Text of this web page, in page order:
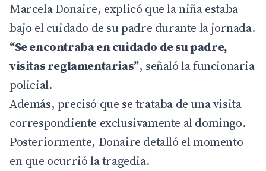
Marcela Donaire, explicó que la niña estaba
bajo el cuidado de su padre durante la jornada.
“Se encontraba en cuidado de su padre,
visitas reglamentarias”, señaló la funcionaria
policial.
Además, precisó que se trataba de una visita
correspondiente exclusivamente al domingo.
Posteriormente, Donaire detalló el momento
en que ocurrió la tragedia.